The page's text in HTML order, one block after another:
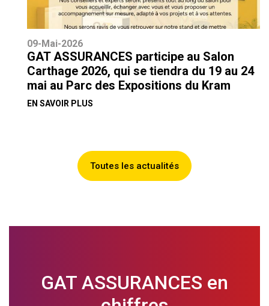
09-Mai-2026
GAT ASSURANCES participe au Salon
Carthage 2026, qui se tiendra du 19 au 24
mai au Parc des Expositions du Kram
EN SAVOIR PLUS
Toutes les actualités
GAT ASSURANCES en